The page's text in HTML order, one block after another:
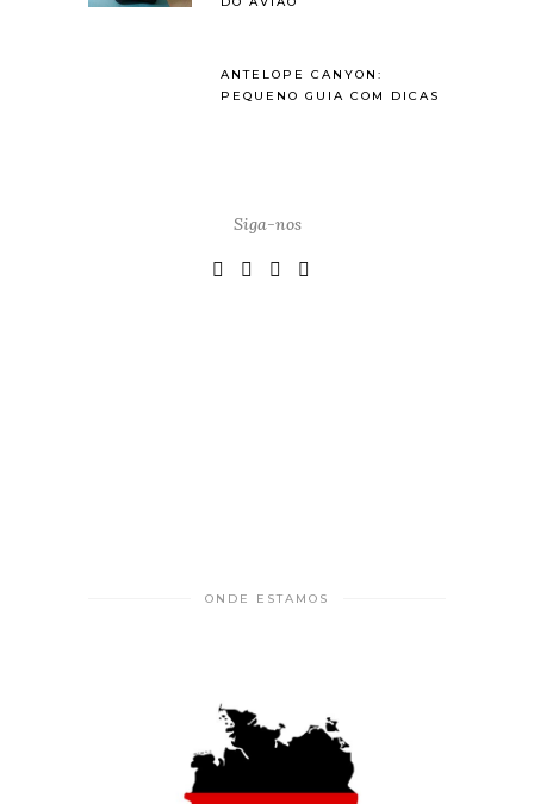
ANTELOPE CANYON:
PEQUENO GUIA COM DICAS
Siga-nos
ONDE ESTAMOS